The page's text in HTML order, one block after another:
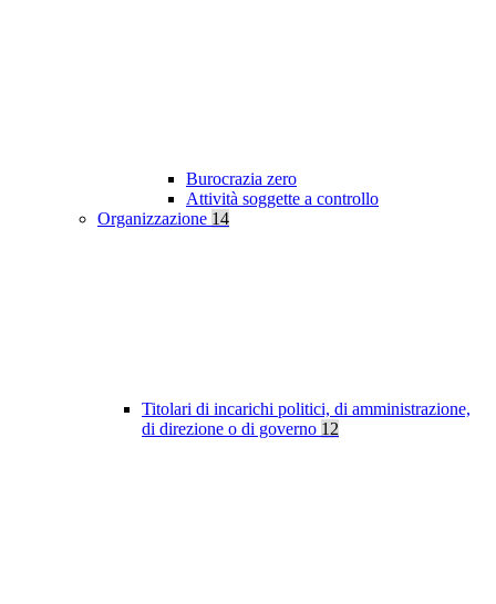
Burocrazia zero
Attività soggette a controllo
Organizzazione 14
Titolari di incarichi politici, di amministrazione,
di direzione o di governo 12